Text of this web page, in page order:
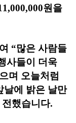
원을
“많은 사람들
사들이 더욱
며 오늘처럼
날에 밝은 날만
했습니다.